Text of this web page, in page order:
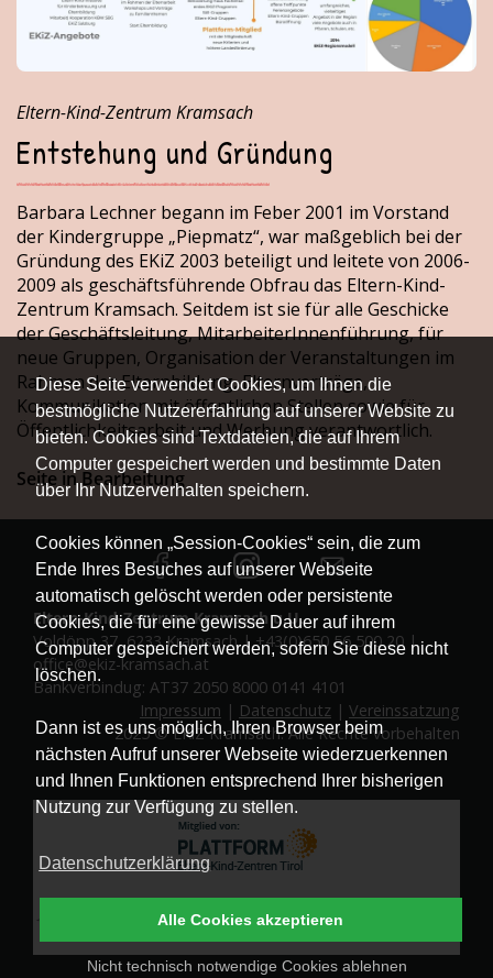
Diese Seite verwendet Cookies, um Ihnen die
bestmögliche Nutzererfahrung auf unserer Website zu
bieten. Cookies sind Textdateien, die auf Ihrem
Computer gespeichert werden und bestimmte Daten
über Ihr Nutzerverhalten speichern.
Cookies können „Session-Cookies“ sein, die zum
Ende Ihres Besuches auf unserer Webseite
automatisch gelöscht werden oder persistente
Cookies, die für eine gewisse Dauer auf ihrem
Computer gespeichert werden, sofern Sie diese nicht
löschen.
Dann ist es uns möglich, Ihren Browser beim
nächsten Aufruf unserer Webseite wiederzuerkennen
und Ihnen Funktionen entsprechend Ihrer bisherigen
Nutzung zur Verfügung zu stellen.
Datenschutzerklärung
Nicht technisch notwendige Cookies ablehnen
Alle Cookies akzeptieren
Eltern-Kind-Zentrum Kramsach
Entstehung und Gründung
Barbara Lechner begann im Feber 2001 im Vorstand
der Kindergruppe „Piepmatz“, war maßgeblich bei der
Gründung des EKiZ 2003 beteiligt und leitete von 2006-
2009 als geschäftsführende Obfrau das Eltern-Kind-
Zentrum Kramsach. Seitdem ist sie für alle Geschicke
der Geschäftsleitung, MitarbeiterInnenführung, für
neue Gruppen, Organisation der Veranstaltungen im
Rahmen der Elternbildung, Elternverträge,
Kommunikation mit öffentlichen Stellen sowie für
Öffentlichkeitsarbeit und Werbung verantwortlich.
Seite in Bearbeitung
Eltern-Kind-Zentrum Kramsach u.U.
Voldöpp 37, 6233 Kramsach | +43(0)650 56 500 20 |
office@ekiz-kramsach.at
Bankverbindug: AT37 2050 8000 0141 4101
Impressum | Datenschutz | Vereinssatzung
2025 © EKiZ Kramsach. Alle Rechte vorbehalten